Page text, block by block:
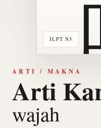
JLPT N3
ARTI / MAKNA
Arti
wajah